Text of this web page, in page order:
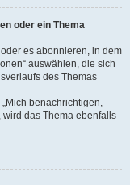
oder ein Thema
es abonnieren, in dem
auswählen, die sich
des Themas
benachrichtigen,
das Thema ebenfalls